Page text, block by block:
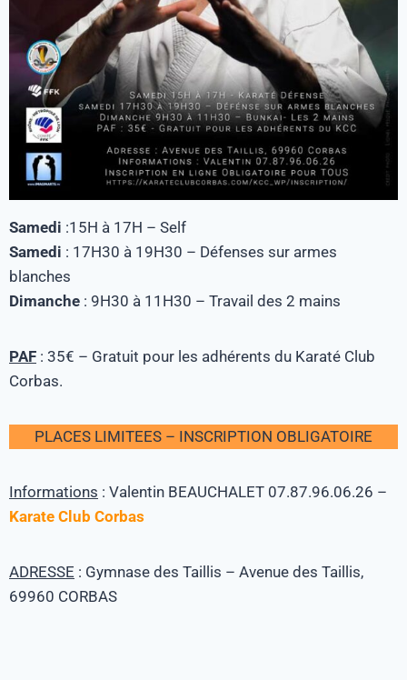
Samedi :15H à 17H – Self
Samedi : 17H30 à 19H30 – Défenses sur armes
blanches
Dimanche : 9H30 à 11H30 – Travail des 2 mains
PAF : 35€ – Gratuit pour les adhérents du Karaté Club
Corbas.
PLACES LIMITEES – INSCRIPTION OBLIGATOIRE
Informations : Valentin BEAUCHALET 07.87.96.06.26 –
Karate Club Corbas
ADRESSE : Gymnase des Taillis – Avenue des Taillis,
69960 CORBAS